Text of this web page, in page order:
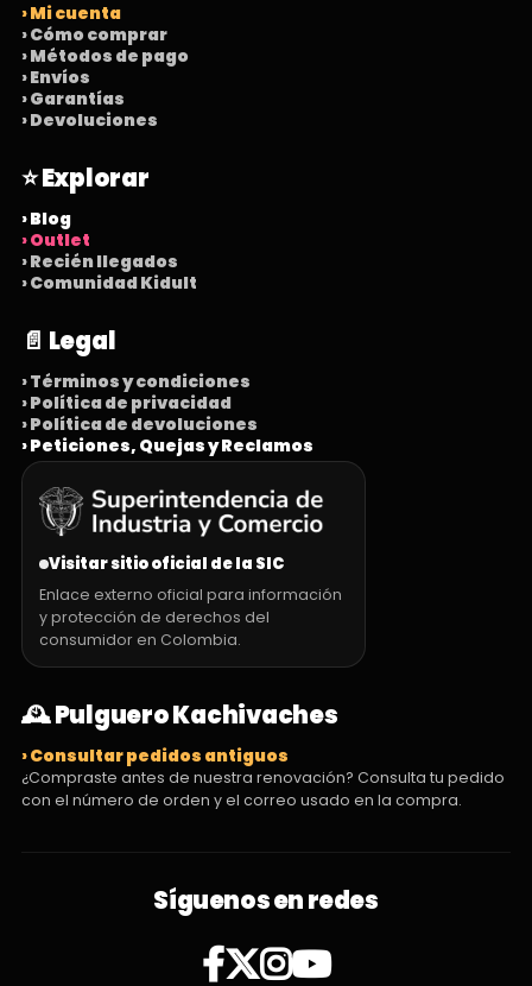
› Mi cuenta
› Cómo comprar
› Métodos de pago
› Envíos
› Garantías
› Devoluciones
⭐ Explorar
› Blog
› Outlet
› Recién llegados
› Comunidad Kidult
📄 Legal
› Términos y condiciones
› Política de privacidad
› Política de devoluciones
› Peticiones, Quejas y Reclamos
Visitar sitio oficial de la SIC
Enlace externo oficial para información
y protección de derechos del
consumidor en Colombia.
🕰️ Pulguero Kachivaches
› Consultar pedidos antiguos
¿Compraste antes de nuestra renovación? Consulta tu pedido
con el número de orden y el correo usado en la compra.
Síguenos en redes